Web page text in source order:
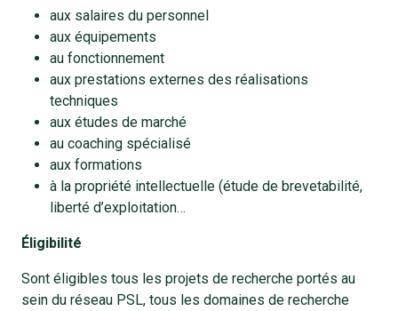
aux salaires du personnel
aux équipements
au fonctionnement
aux prestations externes des réalisations
techniques
aux études de marché
au coaching spécialisé
aux formations
à la propriété intellectuelle (étude de brevetabilité,
liberté d’exploitation…
Éligibilité
Sont éligibles tous les projets de recherche portés au
sein du réseau PSL, tous les domaines de recherche